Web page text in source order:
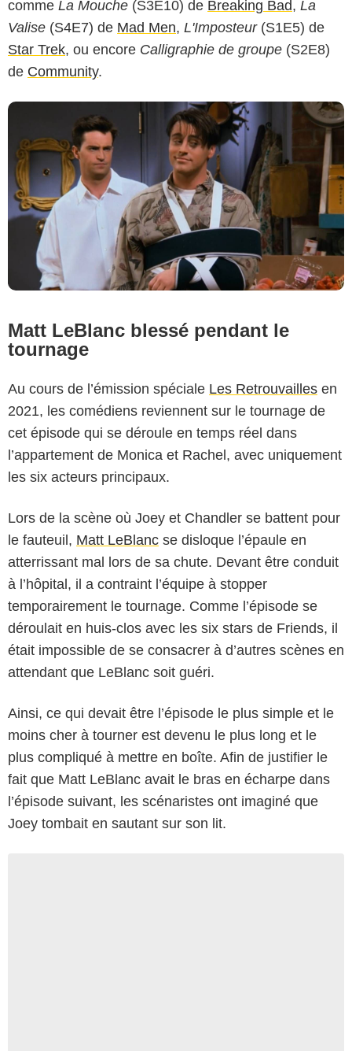
comme La Mouche (S3E10) de Breaking Bad, La
Valise (S4E7) de Mad Men, L'Imposteur(S1E5) de
Star Trek, ou encore Calligraphie de groupe (S2E8)
de Community.
Matt LeBlanc blessé pendant le
tournage
Au cours de l’émission spéciale Les Retrouvailles en
2021, les comédiens reviennent sur le tournage de
cet épisode qui se déroule en temps réel dans
l’appartement de Monica et Rachel, avec uniquement
les six acteurs principaux.
Lors de la scène où Joey et Chandler se battent pour
le fauteuil, Matt LeBlanc se disloque l’épaule en
atterrissant mal lors de sa chute. Devant être conduit
à l’hôpital, il a contraint l’équipe à stopper
temporairement le tournage. Comme l’épisode se
déroulait en huis-clos avec les six stars de Friends, il
était impossible de se consacrer à d’autres scènes en
attendant que LeBlanc soit guéri.
Ainsi, ce qui devait être l’épisode le plus simple et le
moins cher à tourner est devenu le plus long et le
plus compliqué à mettre en boîte. Afin de justifier le
fait que Matt LeBlanc avait le bras en écharpe dans
l’épisode suivant, les scénaristes ont imaginé que
Joey tombait en sautant sur son lit.